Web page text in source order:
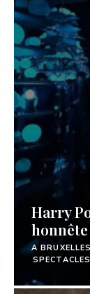
Harry
honnête
A BRUXELLES